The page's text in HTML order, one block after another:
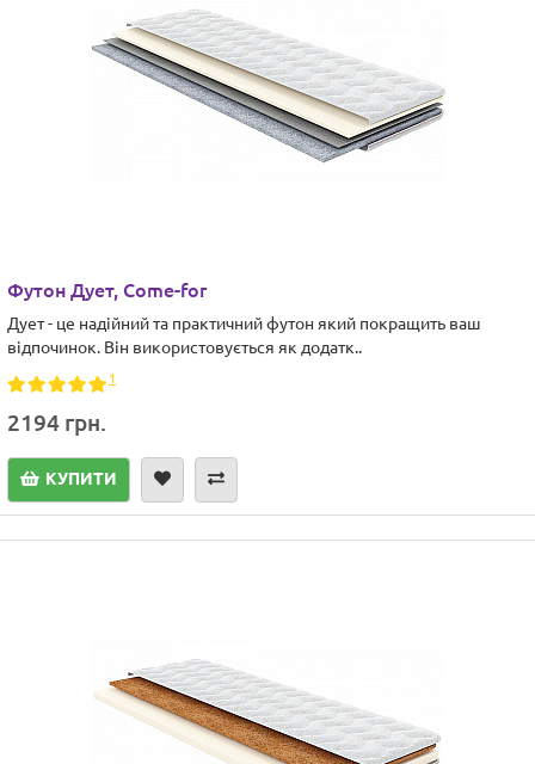
Футон Дует, Come-for
Дует - це надійний та практичний футон який покращить ваш
відпочинок. Він використовується як додатк..
1
2194 грн.
КУПИТИ